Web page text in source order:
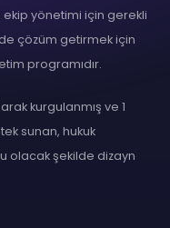
ekip yönetimi için gerekli
çözüm getirmek için
programıdır.
kurgulanmış ve 1
sunan, hukuk
olacak şekilde dizayn